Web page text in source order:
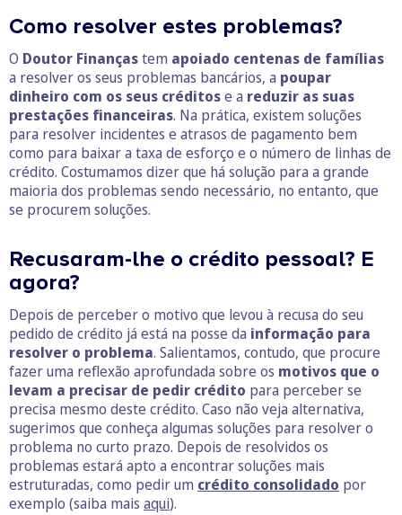
Como resolver estes problemas?
O Doutor Finançastem apoiado centenas de famílias
a resolver os seus problemas bancários, a poupar
dinheiro com os seus créditose a reduzir as suas
prestações financeiras. Na prática, existem soluções
para resolver incidentes e atrasos de pagamento bem
como para baixar a taxa de esforço e o número de linhas de
crédito. Costumamos dizer que há solução para a grande
maioria dos problemas sendo necessário, no entanto, que
se procurem soluções.
Recusaram-lhe o crédito pessoal? E
agora?
Depois de perceber o motivo que levou à recusa do seu
pedido de crédito já está na posse da informação para
resolver o problema. Salientamos, contudo, que procure
fazer uma reflexão aprofundada sobre os motivos que o
levam a precisar de pedir crédito para perceber se
precisa mesmo deste crédito. Caso não veja alternativa,
sugerimos que conheça algumas soluções para resolver o
problema no curto prazo. Depois de resolvidos os
problemas estará apto a encontrar soluções mais
estruturadas, como pedir um crédito consolidado por
exemplo (saiba mais aqui).